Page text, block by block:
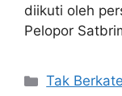
diikuti oleh
Pelopor
Kategori
Tak